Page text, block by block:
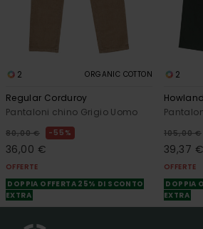
2 ORGANIC COTTON
Regular Corduroy
Pantaloni chino Grigio Uomo
80,00 € 55%
36,00 €
OFFERTE
DOPPIA OFFERTA 25% DI SCONTO
EXTRA
2
Howland
105,00 €
39,37 €
OFFERTE
DOPPIA
EXTRA